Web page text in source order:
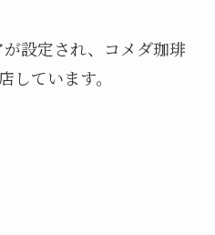
設定され、コメダ珈琲
しています。